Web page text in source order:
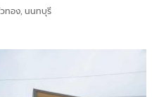
ทอง, นนทบุรี